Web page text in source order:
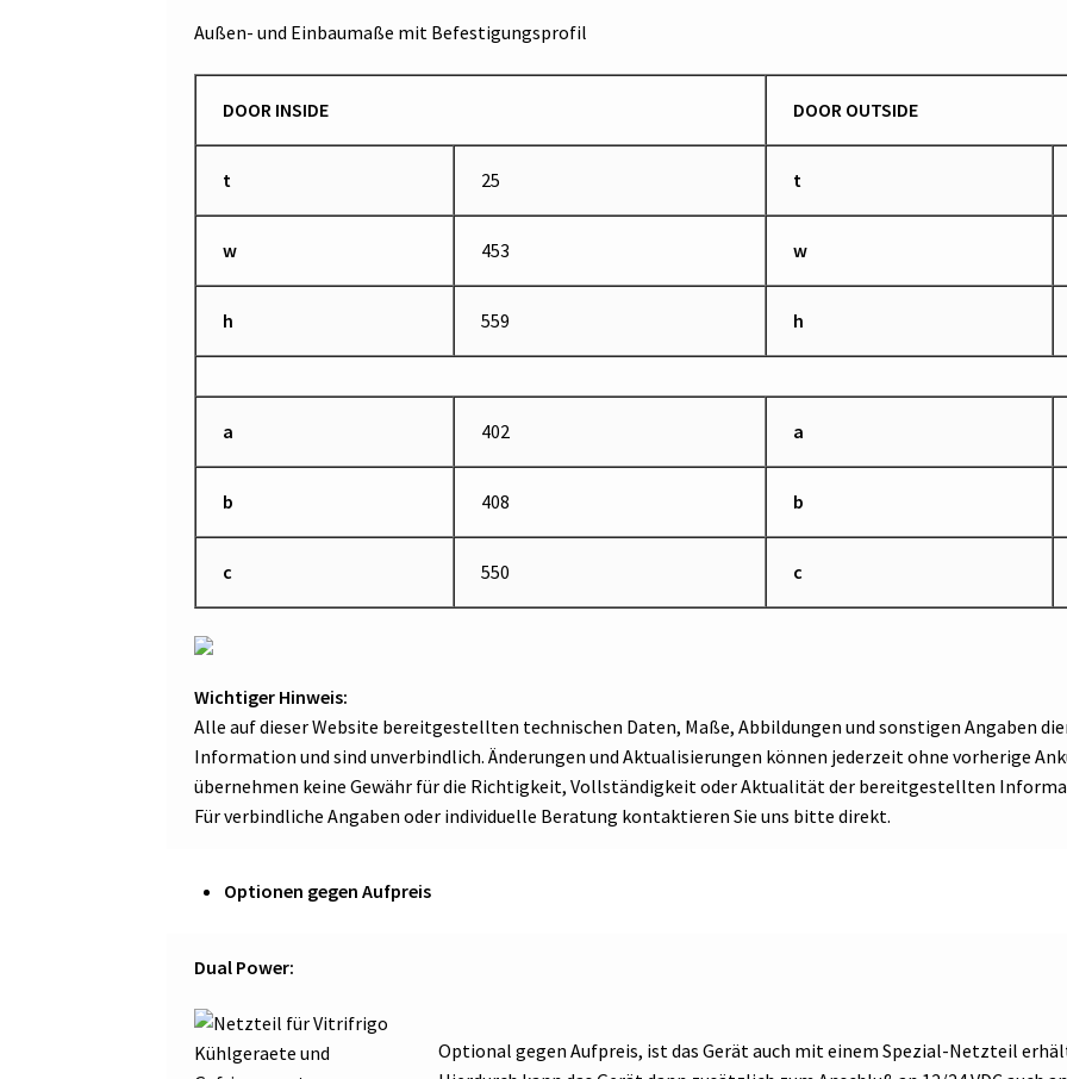
Außen- und Einbaumaße mit Befestigungsprofil
DOOR INSIDE DOOR OUTSIDE
t 25 t
w 453 w
h 559 h
a 402 a
b 408 b
c 550 c
Wichtiger Hinweis:
Alle auf dieser Website bereitgestellten technischen Daten, Maße, Abbildungen und sonstigen Angaben
Information und sind unverbindlich. Änderungen und Aktualisierungen können jederzeit ohne vorherige
übernehmen keine Gewähr für die Richtigkeit, Vollständigkeit oder Aktualität der bereitgestellten
Für verbindliche Angaben oder individuelle Beratung kontaktieren Sie uns bitte direkt.
Optionen gegen Aufpreis
Dual Power:
Optional gegen Aufpreis, ist das Gerät auch mit einem Spezial-Netzteil